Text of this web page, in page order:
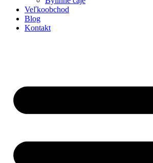
Veľkoobchod
Blog
Kontakt